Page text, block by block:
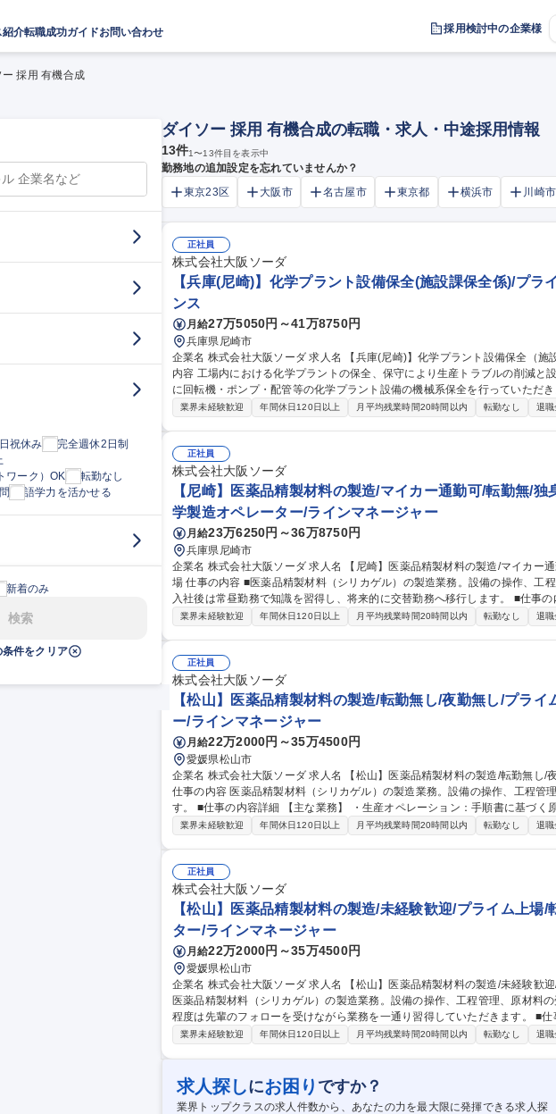
紹介転職成功ガイドお問い合わせ 採用検討中の企業様
ー 採用 有機合成
祝休み
完全週休2日制
ワーク）OK
転勤なし
語学力を活かせる
新着のみ
検索
件をクリア
ダイソー 採用 有機合成の転職・求人・中途採用情報
13件1〜13件目を表示中
勤務地の追加設定を忘れていませんか？
東京23区
大阪市 名古屋市 東京都 横浜市 川崎市
正社員
株式会社大阪ソーダ
【兵庫(尼崎)】化学プラント設備保全(施設課保全係)/プラ
ンス
月給27万5050円～41万8750円
兵庫県尼崎市
企業名 株式会社大阪ソーダ 求人名 【兵庫(尼崎)】化学プラント設備保全（施設課保全係）/プライム上場 仕事の
内容 工場内における化学プラントの保全、保守により生産トラブルの削減と
に回転機・ポンプ・配管等の化学プラント設備の機械系保全を行っていただきます。 職務詳細：外注
メンテナンス）と自社での保全の割合は半々となり、自社対応可能範囲を判
（施設課保全係）/プライム上場
業界未経験歓迎 年間休日120日以上 月平均残業時間20時間以内 転勤なし 退職
正社員
株式会社大阪ソーダ
【尼崎】医薬品精製材料の製造/マイカー通勤可/転勤無/
学製造オペレーター/ラインマネージャー
月給23万6250円～36万8750円
兵庫県尼崎市
企業名 株式会社大阪ソーダ 求人名 【尼崎】医薬品精製材料の製造/マイカー通勤可/転勤無/独身寮あり/プライム上
場 仕事の内容 ■医薬品精製材料（シリカゲル）の製造業務。設備の操作、工程管理、原材料の受入れ等を担当。
入社後は常昼勤務で知識を習得し、将来的に交替勤務へ移行します。 ■仕事の内容詳細 【主な業務】 ・生産オペ
レーション：手順書に基づく原料投入、機械操作（攪拌等） ・工程管理：温
活躍 募集職種 【尼崎】医薬品精製材料の製造/マイカー通勤可/転勤無/独身寮
業界未経験歓迎 年間休日120日以上 月平均残業時間20時間以内 転勤なし 退職
正社員
株式会社大阪ソーダ
【松山】医薬品精製材料の製造/転勤無し/夜勤無し/プライ
ー/ラインマネージャー
月給22万2000円～35万4500円
愛媛県松山市
企業名 株式会社大阪ソーダ 求人名 【松山】医薬品精製材料の製造/転勤無し/夜勤無し/プライム上場 仕事の内容 ■
仕事の内容 医薬品精製材料（シリカゲル）の製造業務。設備の操作、工程管
す。 ■仕事の内容詳細 【主な業務】 ・生産オペレーション：手順書に基づく原料投入、機械操作（攪拌等） ・工
程管理：温度・圧力の監視と記録 ・設備点検：日常点検、清掃、消耗品交換
業界未経験歓迎 年間休日120日以上 月平均残業時間20時間以内 転勤なし 退職
正社員
株式会社大阪ソーダ
【松山】医薬品精製材料の製造/未経験歓迎/プライム上場
ター/ラインマネージャー
月給22万2000円～35万4500円
愛媛県松山市
企業名 株式会社大阪ソーダ 求人名 【松山】医薬品精製材料の製造/未経験歓迎/プライム上場/転勤無し 仕事の内容
医薬品精製材料（シリカゲル）の製造業務。設備の操作、工程管理、原材料
程度は先輩のフォローを受けながら業務を一通り習得していただきます。 ■仕事の内容詳細 【主な業務】 ・生産
オペレーション：手順書に基づく原料投入、機械操作（攪拌等） ・工程管理
プライム上場/転勤無し
業界未経験歓迎 年間休日120日以上 月平均残業時間20時間以内 転勤なし 退職
求人探しにお困り ですか？
業界トップクラスの求人件数から、あなたの力を最大限に発揮できる求人探